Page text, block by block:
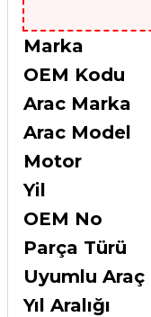
Marka
OEM Kodu
Arac Marka
Arac Model
Motor
Yil
OEM No
Parça Türü
Uyumlu Araç
Yıl Aralığı